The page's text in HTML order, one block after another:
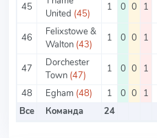
45
United (45)
1 0 0 1
46
Felixstowe &
Walton (43)
1 0 0 1
47
Dorchester
Town (47)
1 0 0 1
48
Egham (48) 1 0 0 1
Все
Команда 24